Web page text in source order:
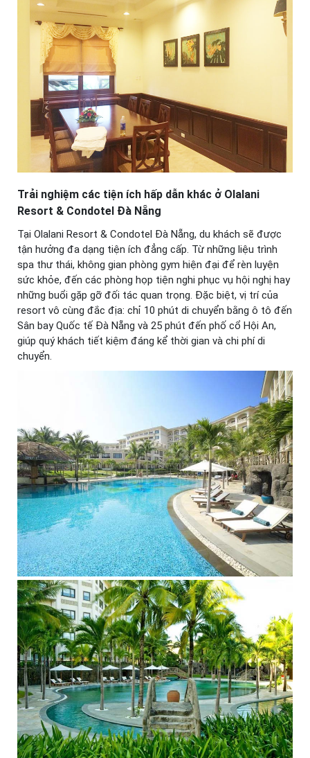
Trải nghiệm các tiện ích hấp dẫn khác ở Olalani
Resort & Condotel Đà Nẵng
Tại Olalani Resort & Condotel Đà Nẵng, du khách sẽ được
tận hưởng đa dạng tiện ích đẳng cấp. Từ những liệu trình
spa thư thái, không gian phòng gym hiện đại để rèn luyện
sức khỏe, đến các phòng họp tiện nghi phục vụ hội nghị hay
những buổi gặp gỡ đối tác quan trọng. Đặc biệt, vị trí của
resort vô cùng đắc địa: chỉ 10 phút di chuyển bằng ô tô đến
Sân bay Quốc tế Đà Nẵng và 25 phút đến phố cổ Hội An,
giúp quý khách tiết kiệm đáng kể thời gian và chi phí di
chuyển.